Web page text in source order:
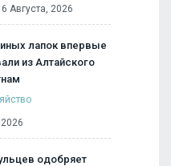
6 Августа, 2026
лапок впервые
из Алтайского
одобряет